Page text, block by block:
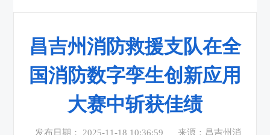
昌吉州消防救援支队在全
国消防数字孪生创新应用
大赛中斩获佳绩
发布日期： 2025-11-18 10:36:59
来源：昌吉州消